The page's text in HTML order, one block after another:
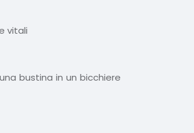
vitali
bustina in un bicchiere